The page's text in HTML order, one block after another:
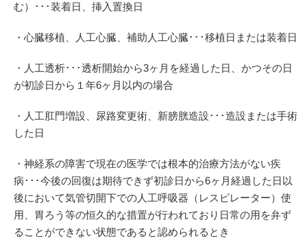
む）･･･装着日、挿入置換日
・心臓移植、人工心臓、補助人工心臓･･･移植日または装着日
・人工透析･･･透析開始から3ヶ月を経過した日、かつその日
が初診日から１年6ヶ月以内の場合
・人工肛門増設、尿路変更術、新膀胱造設･･･造設または手術
した日
・神経系の障害で現在の医学では根本的治療方法がない疾
病･･･今後の回復は期待できず初診日から6ヶ月経過した日以
後において気管切開下での人工呼吸器（レスピレーター）使
用、胃ろう等の恒久的な措置が行われており日常の用を弁ず
ることができない状態であると認められるとき